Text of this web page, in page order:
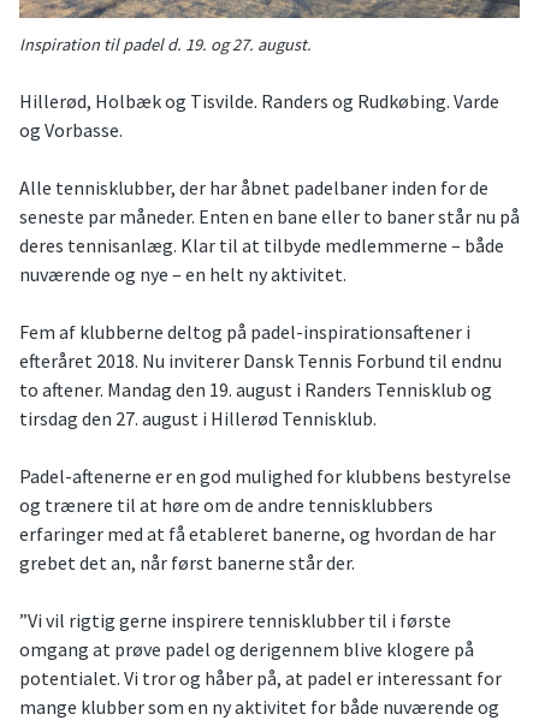
Inspiration til padel d. 19. og 27. august.
Hillerød, Holbæk og Tisvilde. Randers og Rudkøbing. Varde
og Vorbasse.
Alle tennisklubber, der har åbnet padelbaner inden for de
seneste par måneder. Enten en bane eller to baner står nu på
deres tennisanlæg. Klar til at tilbyde medlemmerne – både
nuværende og nye – en helt ny aktivitet.
Fem af klubberne deltog på padel-inspirationsaftener i
efteråret 2018. Nu inviterer Dansk Tennis Forbund til endnu
to aftener. Mandag den 19. august i Randers Tennisklub og
tirsdag den 27. august i Hillerød Tennisklub.
Padel-aftenerne er en god mulighed for klubbens bestyrelse
og trænere til at høre om de andre tennisklubbers
erfaringer med at få etableret banerne, og hvordan de har
grebet det an, når først banerne står der.
”Vi vil rigtig gerne inspirere tennisklubber til i første
omgang at prøve padel og derigennem blive klogere på
potentialet. Vi tror og håber på, at padel er interessant for
mange klubber som en ny aktivitet for både nuværende og